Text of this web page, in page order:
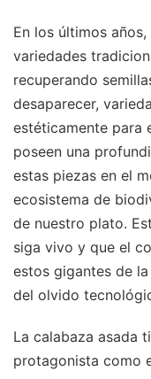
En los últimos
variedades
recuperando
desaparecer,
estéticamente para
poseen una
estas piezas en el
ecosistema de
de nuestro plato.
siga vivo y que el
estos gigantes de
del olvido
La calabaza asada
protagonista como